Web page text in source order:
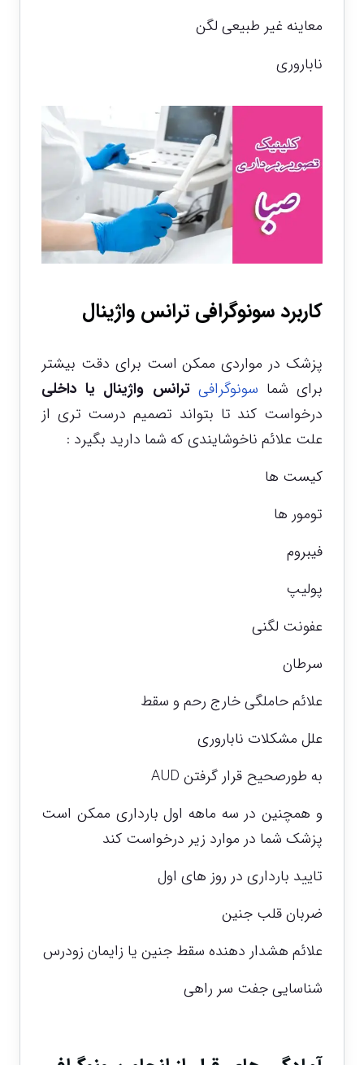
معاینه غیر طبیعی لگن
ناباروری
کاربرد سونوگرافی ترانس واژینال
پزشک در مواردی ممکن است برای دقت بیشتر
برای شما سونوگرافی ترانس واژینال یا داخلی
درخواست کند تا بتواند تصمیم درست تری از
علت علائم ناخوشایندی که شما دارید بگیرد :
کیست ها
تومور ها
فیبروم
پولیپ
عفونت لگنی
سرطان
علائم حاملگی خارج رحم و سقط
علل مشکلات ناباروری
به طورصحیح قرار گرفتن AUD
و همچنین در سه ماهه اول بارداری ممکن است
پزشک شما در موارد زیر درخواست کند
تایید بارداری در روز های اول
ضربان قلب جنین
علائم هشدار دهنده سقط جنین یا زایمان زودرس
شناسایی جفت سر راهی